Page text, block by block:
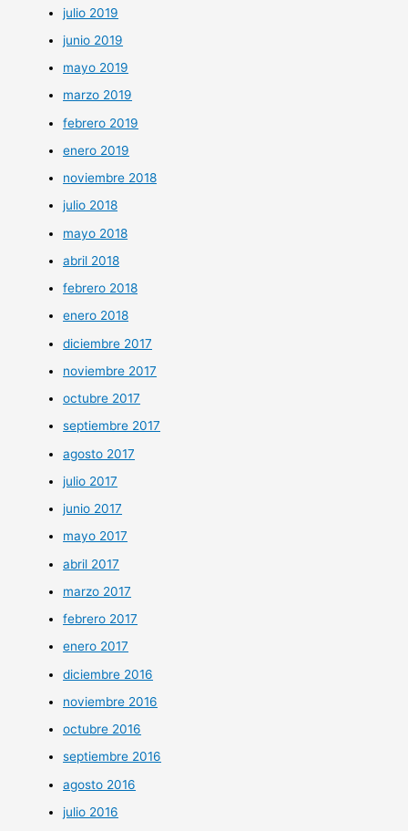
julio 2019
junio 2019
mayo 2019
marzo 2019
febrero 2019
enero 2019
noviembre 2018
julio 2018
mayo 2018
abril 2018
febrero 2018
enero 2018
diciembre 2017
noviembre 2017
octubre 2017
septiembre 2017
agosto 2017
julio 2017
junio 2017
mayo 2017
abril 2017
marzo 2017
febrero 2017
enero 2017
diciembre 2016
noviembre 2016
octubre 2016
septiembre 2016
agosto 2016
julio 2016